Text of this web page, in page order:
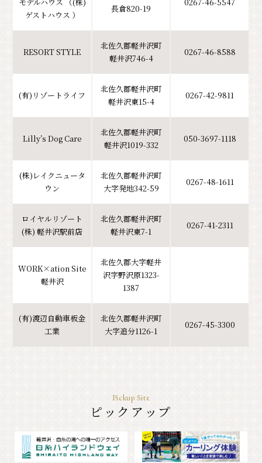
ゲストハウス ）
長倉820-19
RESORT STYLE
北佐久郡軽井沢町
軽井沢746-4
0267-46-8588
(有)リゾートライフ
北佐久郡軽井沢町
軽井沢東15-4
0267-42-9811
Lilly’s Dog Care
北佐久郡軽井沢町
軽井沢1019-332
050-3697-1118
(株)レイクニュータ
ウン
北佐久郡軽井沢町
大字発地342-59
0267-48-1611
ロイヤルリゾート
(株) 軽井沢駅前店
北佐久郡軽井沢町
軽井沢東7-1
0267-41-2311
WORK×ation Site
軽井沢
北佐久郡大字軽井
沢字野沢原1323-
1387
(有)渡辺自動車板金
工業
北佐久郡軽井沢町
大字追分1126-1
0267-45-3300
Pickup Site
ピックアップ